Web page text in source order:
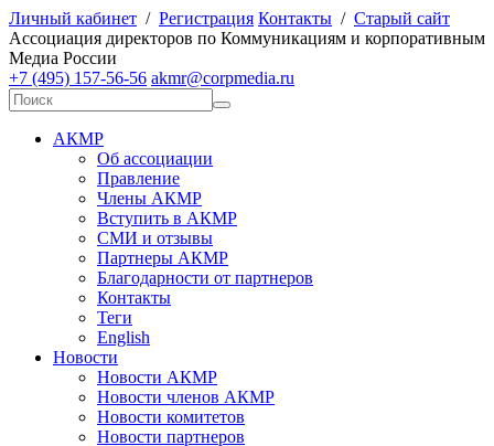
Личный кабинет / Регистрация Контакты / Старый сайт
Ассоциация директоров по Коммуникациям и корпоративным
Медиа России
+7 (495) 157-56-56 akmr@corpmedia.ru
АКМР
Об ассоциации
Правление
Члены АКМР
Вступить в АКМР
СМИ и отзывы
Партнеры АКМР
Благодарности от партнеров
Контакты
Теги
English
Новости
Новости АКМР
Новости членов АКМР
Новости комитетов
Новости партнеров